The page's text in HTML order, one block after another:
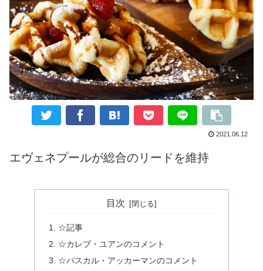
2021.06.12
エヴェネプールが総合のリードを維持
目次
☆記事
☆カレブ・ユアンのコメント
☆パスカル・アッカーマンのコメント